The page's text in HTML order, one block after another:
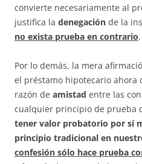
convierte necesariamente al
justifica la denegación de la
no exista prueba en contrario.
Por lo demás, la mera
el préstamo hipotecario ahora
razón de amistad entre las
cualquier principio de prueba
tener valor probatorio por sí
principio tradicional en
confesión sólo hace prueba